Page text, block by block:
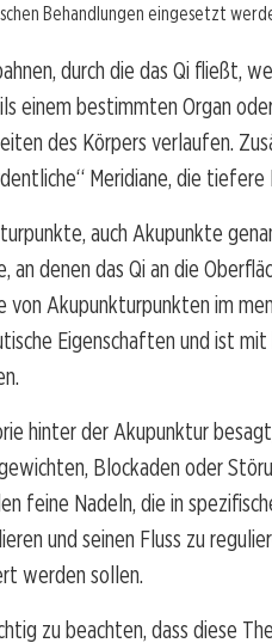
Behandlungen eingesetzt
durch die das Qi fließt,
einem bestimmten Organ
des Körpers verlaufen.
Meridiane, die
auch Akupunkte
an denen das Qi an die
von Akupunkturpunkten im
Eigenschaften und ist
hinter der Akupunktur
Blockaden oder
feine Nadeln, die in
und seinen Fluss zu
werden sollen.
zu beachten, dass diese